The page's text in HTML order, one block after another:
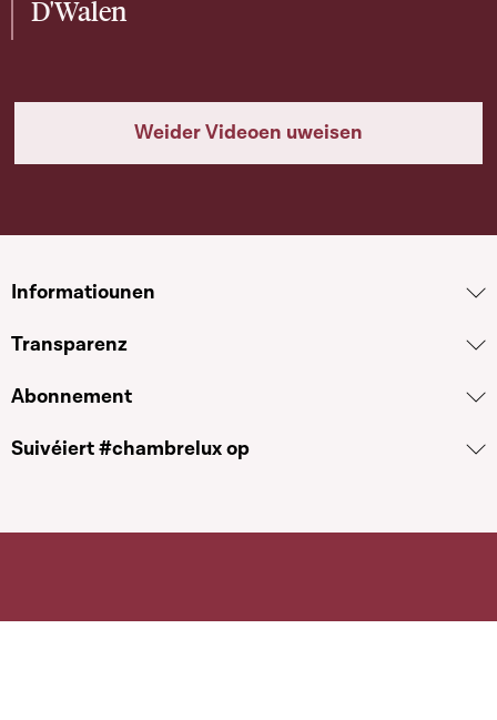
D'Walen
Weider Videoen uweisen
Informatiounen
Transparenz
Abonnement
Suivéiert #chambrelux op